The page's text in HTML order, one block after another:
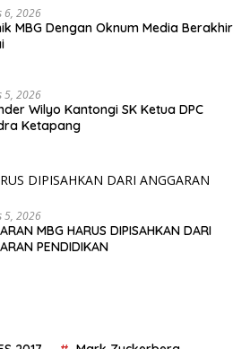
6, 2026
MBG Dengan Oknum Media Berakhir
5, 2026
Wilyo Kantongi SK Ketua DPC
Ketapang
5, 2026
MBG HARUS DIPISAHKAN DARI
PENDIDIKAN